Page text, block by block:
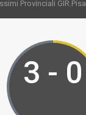
Provinciali GIR.Pisa
3 - 0